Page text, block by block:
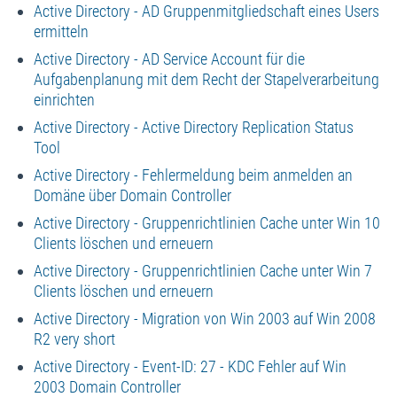
Active Directory - AD Gruppenmitgliedschaft eines Users
ermitteln
Active Directory - AD Service Account für die
Aufgabenplanung mit dem Recht der Stapelverarbeitung
einrichten
Active Directory - Active Directory Replication Status
Tool
Active Directory - Fehlermeldung beim anmelden an
Domäne über Domain Controller
Active Directory - Gruppenrichtlinien Cache unter Win 10
Clients löschen und erneuern
Active Directory - Gruppenrichtlinien Cache unter Win 7
Clients löschen und erneuern
Active Directory - Migration von Win 2003 auf Win 2008
R2 very short
Active Directory - Event-ID: 27 - KDC Fehler auf Win
2003 Domain Controller